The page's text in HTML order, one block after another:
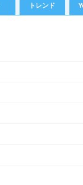
トレンド